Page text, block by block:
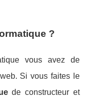
?
vous avez de
Si vous faites le
de constructeur et